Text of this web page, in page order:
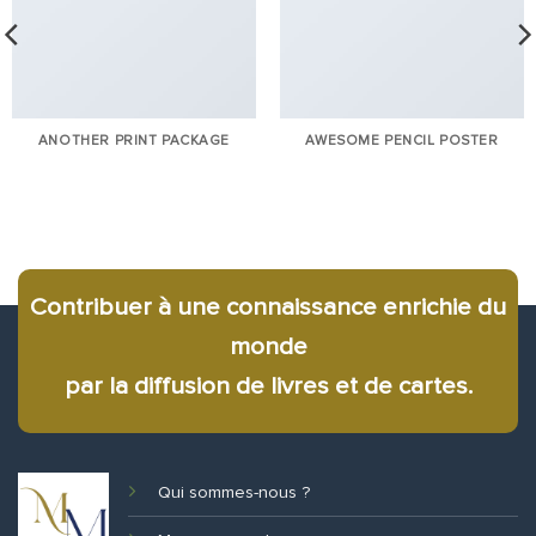
ANOTHER PRINT PACKAGE AWESOME PENCIL POSTER
Contribuer à une connaissance enrichie du
monde
par la diffusion de livres et de cartes.
Qui sommes-nous ?